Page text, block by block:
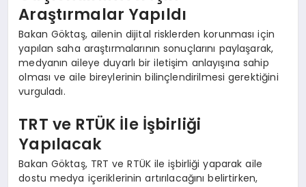
Araştırmalar Yapıldı
Bakan Göktaş, ailenin dijital risklerden korunması için
yapılan saha araştırmalarının sonuçlarını paylaşarak,
medyanın aileye duyarlı bir iletişim anlayışına sahip
olması ve aile bireylerinin bilinçlendirilmesi gerektiğini
vurguladı.
TRT ve RTÜK İle İşbirliği
Yapılacak
Bakan Göktaş, TRT ve RTÜK ile işbirliği yaparak aile
dostu medya içeriklerinin artırılacağını belirtirken,